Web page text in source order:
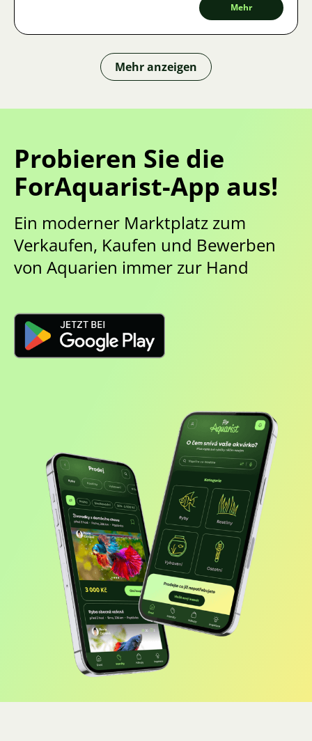
unkonventionellen Farbvarianten heute die Welt der Aquarien
Mehr
Mehr anzeigen
Probieren Sie die
ForAquarist-App aus!
Ein moderner Marktplatz zum
Verkaufen, Kaufen und Bewerben
von Aquarien immer zur Hand